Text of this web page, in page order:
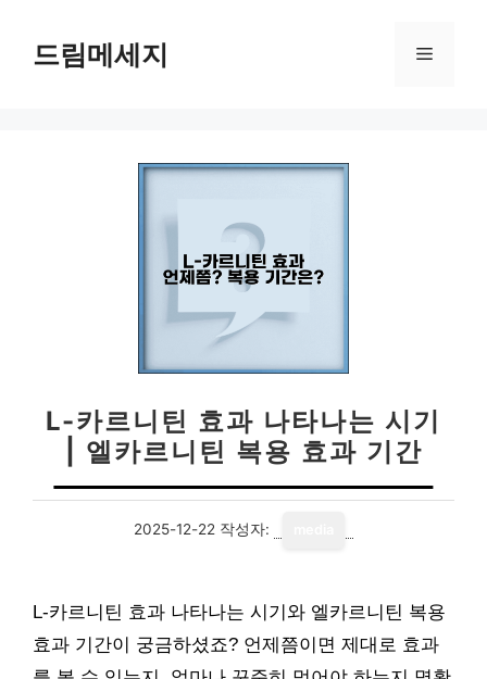
드림메세지 메
L-카르니틴 효과 나타나는 시기
| 엘카르니틴 복용 효과 기간
2025-12-22 작성자:
L-카르니틴 효과 나타나는 시기와 엘카르니틴 복용
효과 기간이 궁금하셨죠? 언제쯤이면 제대로 효과